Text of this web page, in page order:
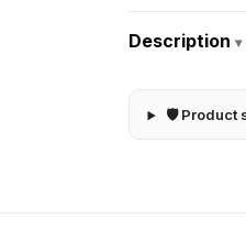
Description▾
🛡 Product